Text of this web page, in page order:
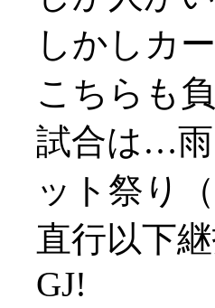
しかしカ
こちらも
試合は…雨
ット祭り
直行以下
GJ!